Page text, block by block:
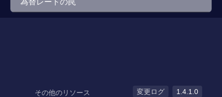
為替レートの罠
その他のリソース
変更ログ 1.4.1.0